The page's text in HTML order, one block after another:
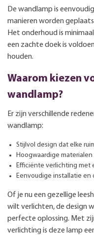
De wandlamp is
manieren worden
Het onderhoud is
een zachte doek is
houden.
Waarom kiezen
wandlamp?
Er zijn verschillende
wandlamp:
Stijlvol design dat elke
Hoogwaardige
Efficiënte verlichting met
Eenvoudige installatie en
Of je nu een gezellige
wilt verlichten, de design
perfecte oplossing. Met
verlichting is deze lamp